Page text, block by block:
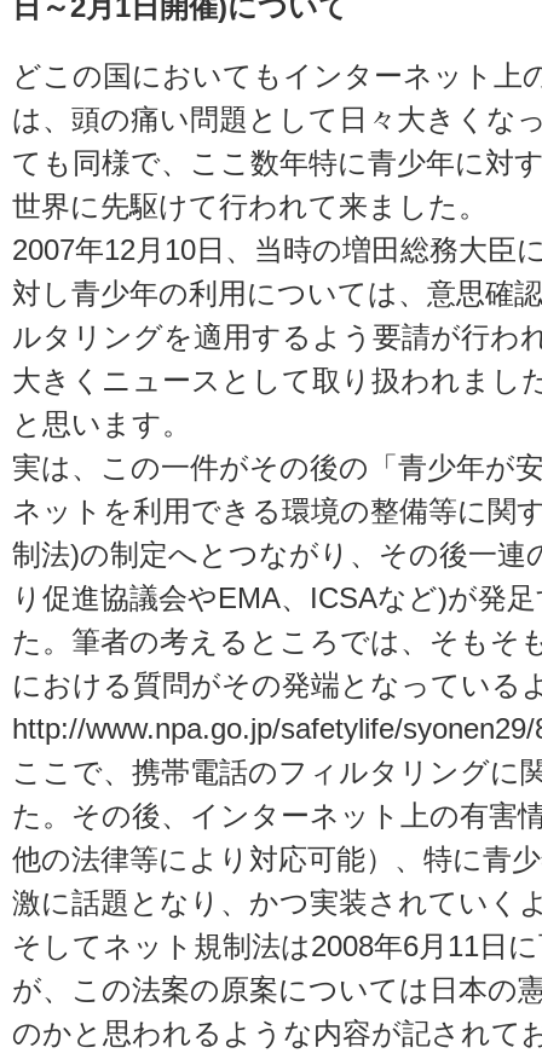
日～2月1日開催)について
どこの国においてもインターネット上
は、頭の痛い問題として日々大きくな
ても同様で、ここ数年特に青少年に対
世界に先駆けて行われて来ました。
2007年12月10日、当時の増田総務大臣
対し青少年の利用については、意思確
ルタリングを適用するよう要請が行わ
大きくニュースとして取り扱われまし
と思います。
実は、この一件がその後の「青少年が
ネットを利用できる環境の整備等に関
制法)の制定へとつながり、その後一連
り促進協議会やEMA、ICSAなど)が発
た。筆者の考えるところでは、そもそ
における質問がその発端となっている
http://www.npa.go.jp/safetylife/
ここで、携帯電話のフィルタリングに
た。その後、インターネット上の有害
他の法律等により対応可能）、特に青
激に話題となり、かつ実装されていく
そしてネット規制法は2008年6月11日
が、この法案の原案については日本の
のかと思われるような内容が記されて